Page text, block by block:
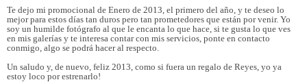
Te dejo mi promocional de Enero de 2013, el primero del año, y te deseo lo
mejor para estos días tan duros pero tan prometedores que están por venir. Yo
soy un humilde fotógrafo al que le encanta lo que hace, si te gusta lo que ves
en mis galerías y te interesa contar con mis servicios, ponte en contacto
conmigo, algo se podrá hacer al respecto.
Un saludo y, de nuevo, feliz 2013, como si fuera un regalo de Reyes, yo ya
estoy loco por estrenarlo!